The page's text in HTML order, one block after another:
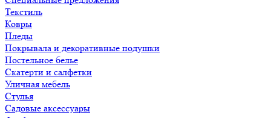
Текстиль
Ковры
Пледы
Покрывала и декоративные подушки
Постельное белье
Скатерти и салфетки
Уличная мебель
Стулья
Садовые аксессуары